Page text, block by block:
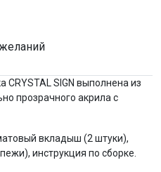
CRYSTAL SIGN выполнена из
прозрачного акрила с
вкладыш (2 штуки),
инструкция по сборке.